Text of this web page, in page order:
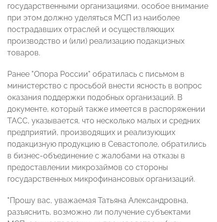
государственными организациями, особое внимание
при этом должно уделяться МСП из наиболее
пострадавших отраслей и осуществляющих
производство и (или) реализацию подакцизных
товаров.
Ранее "Опора России" обратилась с письмом в
министерство с просьбой внести ясность в вопрос
оказания поддержки подобных организаций. В
документе, который также имеется в распоряжении
ТАСС, указывается, что несколько малых и средних
предприятий, производящих и реализующих
подакцизную продукцию в Севастополе, обратились
в бизнес-объединение с жалобами на отказы в
предоставлении микрозаймов со стороны
государственных микрофинансовых организаций.
"Прошу вас, уважаемая Татьяна Александровна,
разъяснить, возможно ли получение субъектами